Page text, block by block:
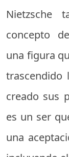
Nietzsche
concepto
una figura
trascendido
creado sus
es un ser
una